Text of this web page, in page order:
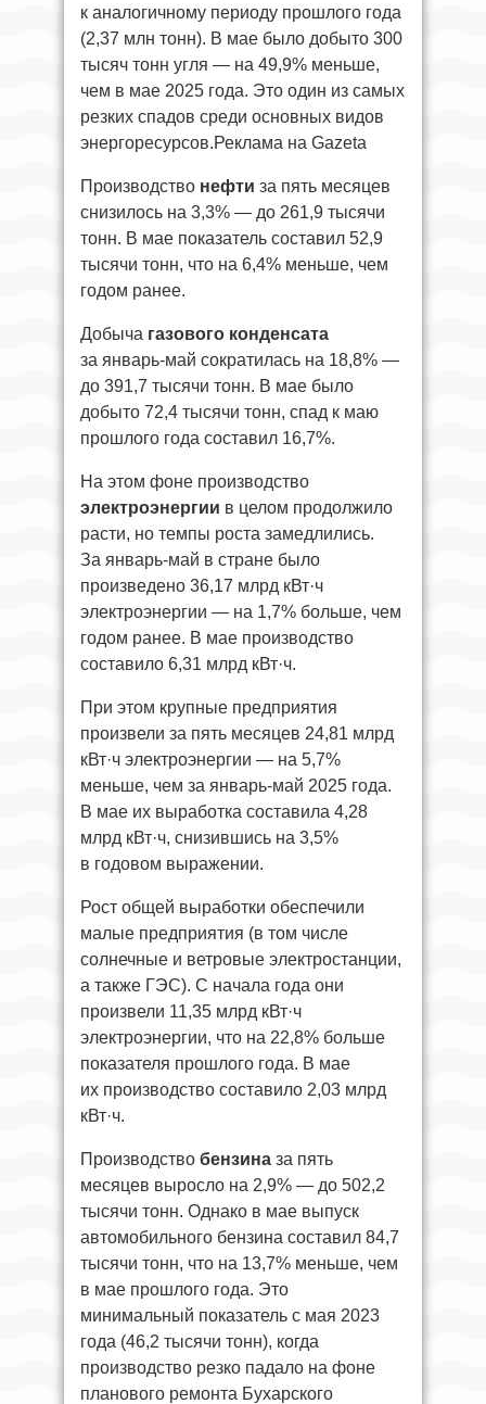
к аналогичному периоду прошлого года
(2,37 млн тонн). В мае было добыто 300
тысяч тонн угля — на 49,9% меньше,
чем в мае 2025 года. Это один из самых
резких спадов среди основных видов
энергоресурсов.Реклама на Gazeta
Производство нефти за пять месяцев
снизилось на 3,3% — до 261,9 тысячи
тонн. В мае показатель составил 52,9
тысячи тонн, что на 6,4% меньше, чем
годом ранее.
Добыча газового конденсата
за январь-май сократилась на 18,8% —
до 391,7 тысячи тонн. В мае было
добыто 72,4 тысячи тонн, спад к маю
прошлого года составил 16,7%.
На этом фоне производство
электроэнергии в целом продолжило
расти, но темпы роста замедлились.
За январь-май в стране было
произведено 36,17 млрд кВт·ч
электроэнергии — на 1,7% больше, чем
годом ранее. В мае производство
составило 6,31 млрд кВт·ч.
При этом крупные предприятия
произвели за пять месяцев 24,81 млрд
кВт·ч электроэнергии — на 5,7%
меньше, чем за январь-май 2025 года.
В мае их выработка составила 4,28
млрд кВт·ч, снизившись на 3,5%
в годовом выражении.
Рост общей выработки обеспечили
малые предприятия (в том числе
солнечные и ветровые электростанции,
а также ГЭС). С начала года они
произвели 11,35 млрд кВт·ч
электроэнергии, что на 22,8% больше
показателя прошлого года. В мае
их производство составило 2,03 млрд
кВт·ч.
Производство бензина за пять
месяцев выросло на 2,9% — до 502,2
тысячи тонн. Однако в мае выпуск
автомобильного бензина составил 84,7
тысячи тонн, что на 13,7% меньше, чем
в мае прошлого года. Это
минимальный показатель с мая 2023
года (46,2 тысячи тонн), когда
производство резко падало на фоне
планового ремонта Бухарского